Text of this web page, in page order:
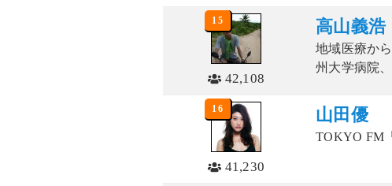
15
42,108
高山義浩
地域医療か
州大学病院
16
41,230
山田優
TOKYO FM